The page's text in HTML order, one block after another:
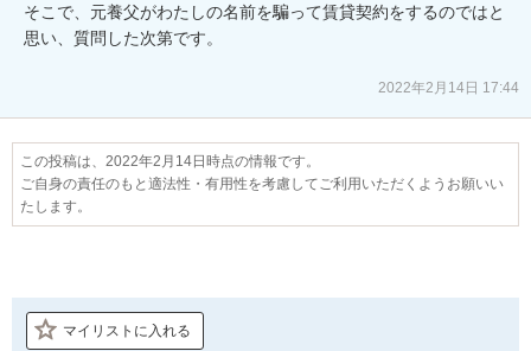
そこで、元養父がわたしの名前を騙って賃貸契約をするのではと
思い、質問した次第です。
2022年2月14日 17:44
この投稿は、2022年2月14日時点の情報です。
ご自身の責任のもと適法性・有用性を考慮してご利用いただくようお願いい
たします。
マイリストに入れる